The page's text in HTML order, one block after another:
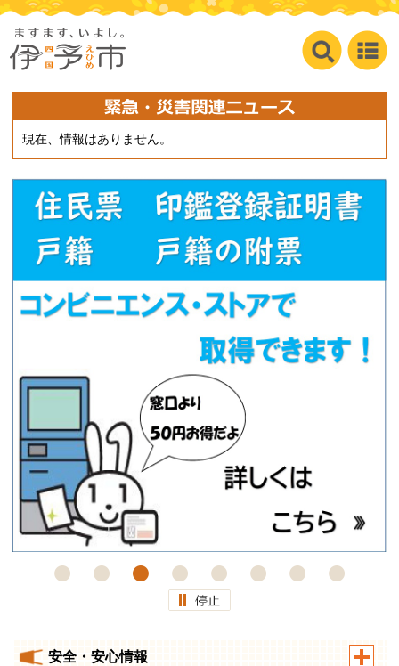
現在、情報はありません。
安全・安心情報